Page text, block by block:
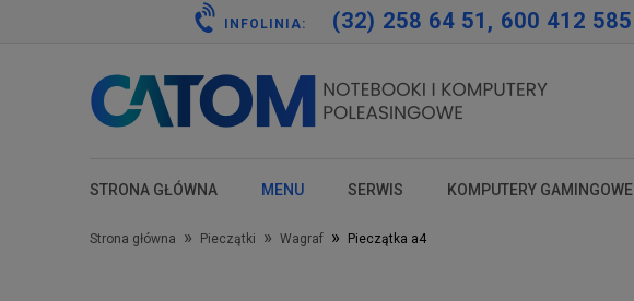
INFOLINIA: (32) 258 64 51, 600 412 585
STRONA GŁÓWNA
test
MENU
test
SERWIS
test
KOMPUTERY GAMINGOWE
Strona główna » Pieczątki » Wagraf » Pieczątka a4